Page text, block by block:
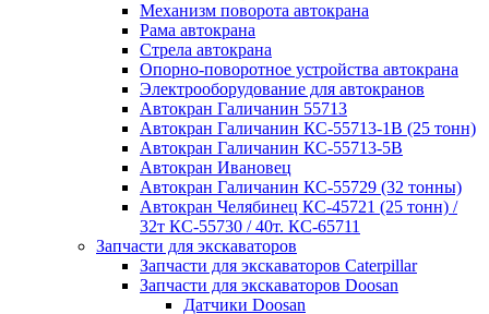
Механизм поворота автокрана
Рама автокрана
Стрела автокрана
Опорно-поворотное устройства автокрана
Электрооборудование для автокранов
Автокран Галичанин 55713
Автокран Галичанин КС-55713-1В (25 тонн)
Автокран Галичанин КС-55713-5В
Автокран Ивановец
Автокран Галичанин КС-55729 (32 тонны)
Автокран Челябинец КС-45721 (25 тонн) /
32т КС-55730 / 40т. КС-65711
Запчасти для экскаваторов
Запчасти для экскаваторов Caterpillar
Запчасти для экскаваторов Doosan
Датчики Doosan